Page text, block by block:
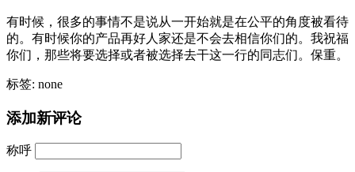
有时候，很多的事情不是说从一开始就是在公平的角度被看待
的。有时候你的产品再好人家还是不会去相信你们的。我祝福
你们，那些将要选择或者被选择去干这一行的同志们。保重。
标签: none
添加新评论
称呼